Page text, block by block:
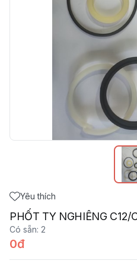
Yêu thích
PHỐT TY NGHIÊNG C12/
Có sẵn: 2
0đ